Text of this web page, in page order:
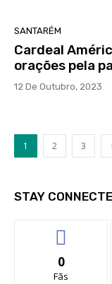
SANTARÉM
Cardeal
orações pela
12 De Outubro, 2023
1 2 3
STAY
0
Fãs